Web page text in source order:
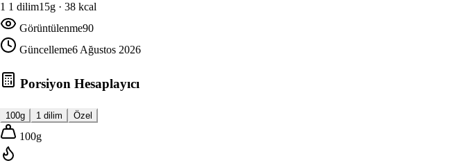
1 1 dilim15g · 38 kcal
Görüntülenme90
Güncelleme6 Ağustos 2026
Porsiyon Hesaplayıcı
100g 1 dilim Özel
100g